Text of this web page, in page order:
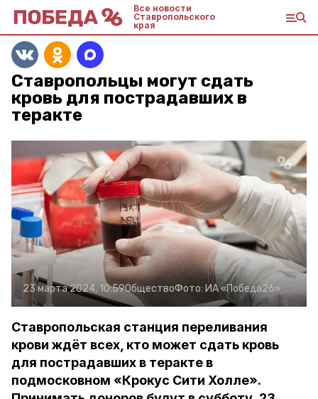
Все новости
Ставропольского
края
Ставропольцы могут сдать
кровь для пострадавших в
теракте
23 марта 2024, 10:59ОбществоФото: ИА «Победа26»
Ставропольская станция переливания
крови ждёт всех, кто может сдать кровь
для пострадавших в теракте в
подмосковном «Крокус Сити Холле».